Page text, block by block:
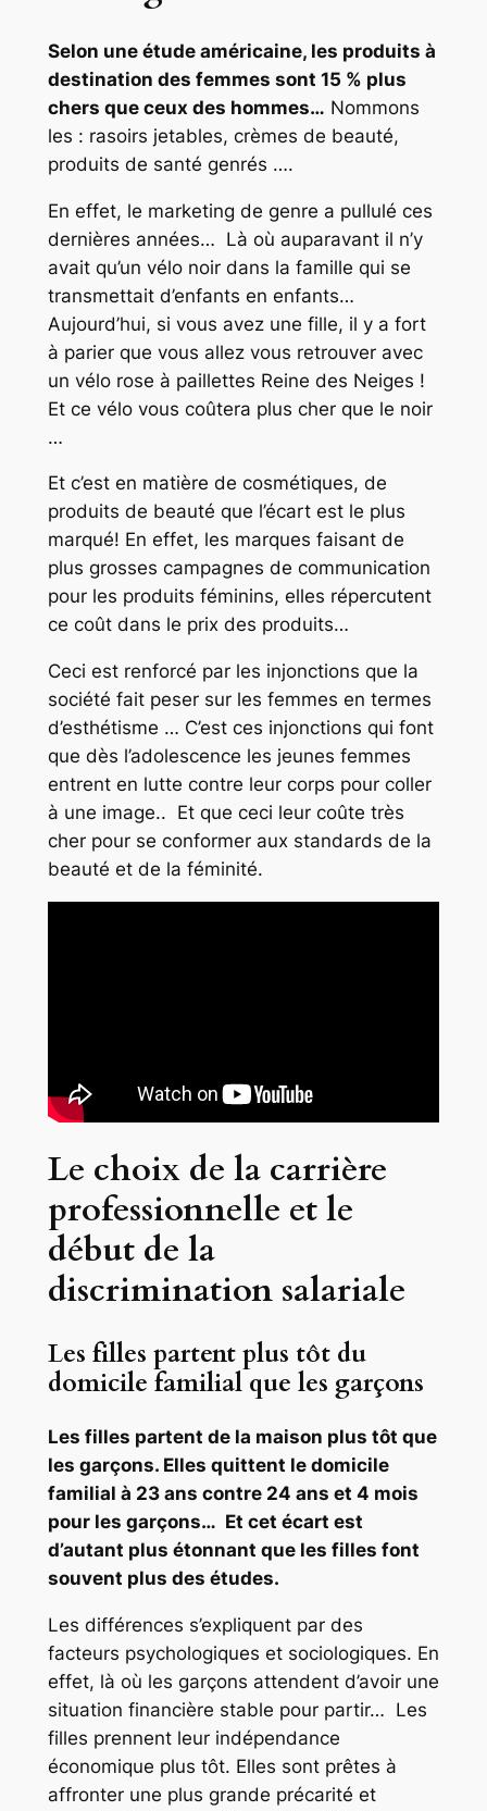
Selon une étude américaine, les produits à
destination des femmes sont 15 % plus
chers que ceux des hommes… Nommons
les : rasoirs jetables, crèmes de beauté,
produits de santé genrés ….
En effet, le marketing de genre a pullulé ces
dernières années… Là où auparavant il n’y
avait qu’un vélo noir dans la famille qui se
transmettait d’enfants en enfants…
Aujourd’hui, si vous avez une fille, il y a fort
à parier que vous allez vous retrouver avec
un vélo rose à paillettes Reine des Neiges !
Et ce vélo vous coûtera plus cher que le noir
…
Et c’est en matière de cosmétiques, de
produits de beauté que l’écart est le plus
marqué! En effet, les marques faisant de
plus grosses campagnes de communication
pour les produits féminins, elles répercutent
ce coût dans le prix des produits…
Ceci est renforcé par les injonctions que la
société fait peser sur les femmes en termes
d’esthétisme … C’est ces injonctions qui font
que dès l’adolescence les jeunes femmes
entrent en lutte contre leur corps pour coller
à une image.. Et que ceci leur coûte très
cher pour se conformer aux standards de la
beauté et de la féminité.
Le choix de la carrière
professionnelle et le
début de la
discrimination salariale
Les filles partent plus tôt du
domicile familial que les garçons
Les filles partent de la maison plus tôt que
les garçons. Elles quittent le domicile
familial à 23 ans contre 24 ans et 4 mois
pour les garçons… Et cet écart est
d’autant plus étonnant que les filles font
souvent plus des études.
Les différences s’expliquent par des
facteurs psychologiques et sociologiques. En
effet, là où les garçons attendent d’avoir une
situation financière stable pour partir… Les
filles prennent leur indépendance
économique plus tôt. Elles sont prêtes à
affronter une plus grande précarité et